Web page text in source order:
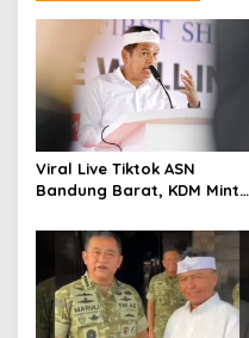
Viral Live Tiktok ASN
Bandung Barat, KDM Minta
Perlu Pemberhentian